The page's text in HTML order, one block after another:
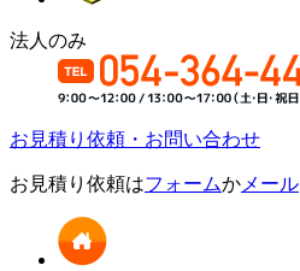
法人のみ
お見積り依頼・お問い合わせ
お見積り依頼はフォームか メール